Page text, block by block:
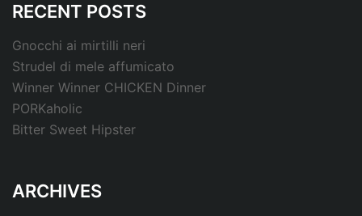
RECENT POSTS
Gnocchi ai mirtilli neri
Strudel di mele affumicato
Winner Winner CHICKEN Dinner
PORKaholic
Bitter Sweet Hipster
ARCHIVES